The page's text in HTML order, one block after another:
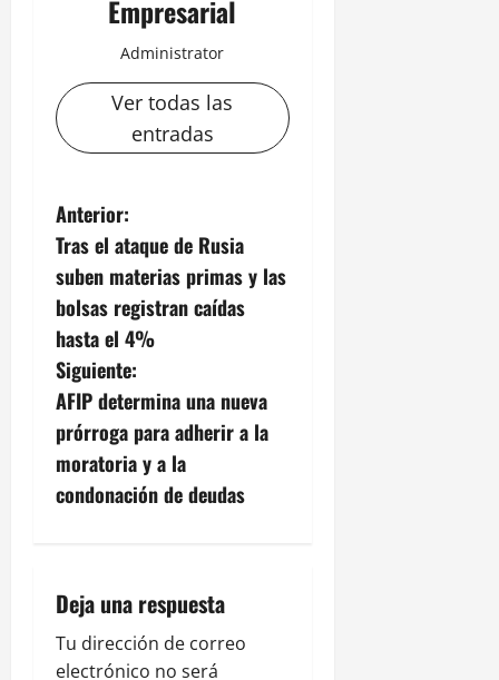
Empresarial
Administrator
Ver todas las
entradas
N
a
v
e
g
a
c
ó
n
Anterior:
Tras el ataque de Rusia
suben materias primas y las
bolsas registran caídas
hasta el 4%
Siguiente:
AFIP determina una nueva
prórroga para adherir a la
moratoria y a la
condonación de deudas
Deja una respuesta
Tu dirección de correo
electrónico no será